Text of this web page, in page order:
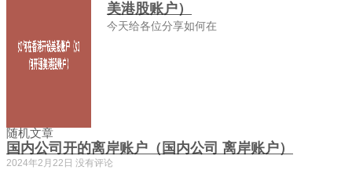
美港股账户）
今天给各位分享如何在
随机文章
国内公司开的离岸账户（国内公司 离岸账户）
2024年2月22日 没有评论